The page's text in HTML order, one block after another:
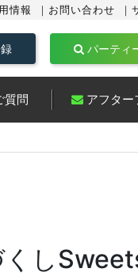
情報 お問い合わせ
パーティ
質問 アフター
くし